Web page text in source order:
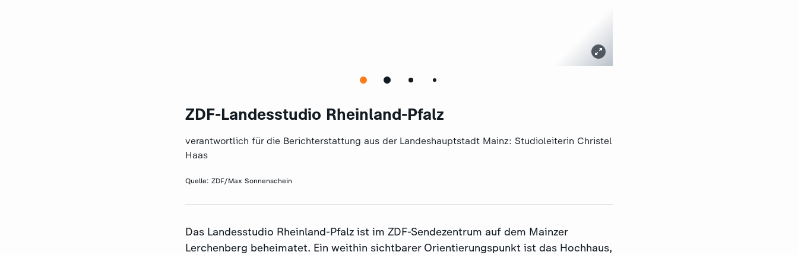
ZDF-Landesstudio Rheinland-Pfalz
verantwortlich für die Berichterstattung aus der Landeshauptstadt Mainz: Studioleiterin Christel
Haas
Quelle: ZDF/Max Sonnenschein
Das Landesstudio Rheinland-Pfalz ist im ZDF-Sendezentrum auf dem Mainzer
Lerchenberg beheimatet. Ein weithin sichtbarer Orientierungspunkt ist das Hochhaus,